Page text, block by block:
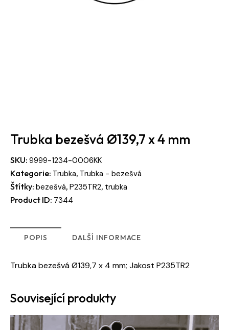
Trubka bezešvá Ø139,7 x 4 mm
SKU: 9999-1234-0006KK
Kategorie: Trubka, Trubka - bezešvá
Štítky: bezešvá, P235TR2, trubka
Product ID: 7344
POPIS DALŠÍ INFORMACE
Trubka bezešvá Ø139,7 x 4 mm; Jakost P235TR2
Související produkty